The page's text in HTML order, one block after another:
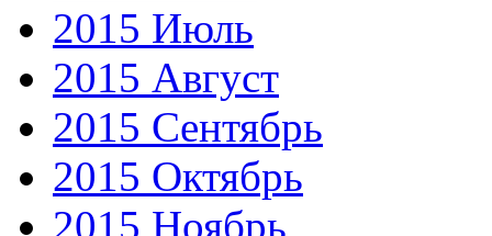
2015 Июль
2015 Август
2015 Сентябрь
2015 Октябрь
2015 Ноябрь